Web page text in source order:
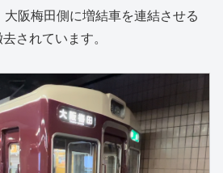
阪梅田側に増結車を連結させる
されています。